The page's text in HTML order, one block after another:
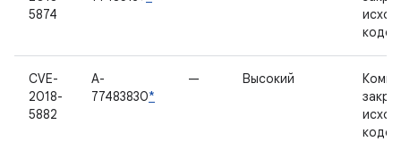
5874
кодом
CVE-
2018-
5882
A-
77483830*
— Высокий
кодом